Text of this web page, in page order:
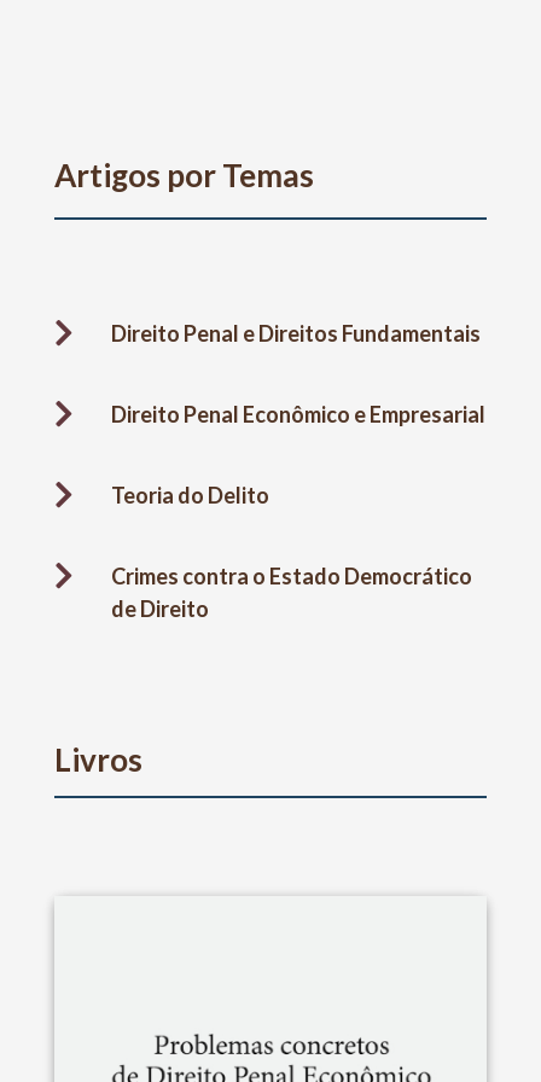
Artigos por Temas
 Direito Penal e Direitos Fundamentais
 Direito Penal Econômico e Empresarial
 Teoria do Delito

Crimes contra o Estado Democrático
de Direito
Livros